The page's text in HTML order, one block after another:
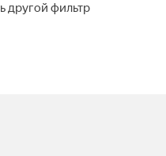
другой фильтр